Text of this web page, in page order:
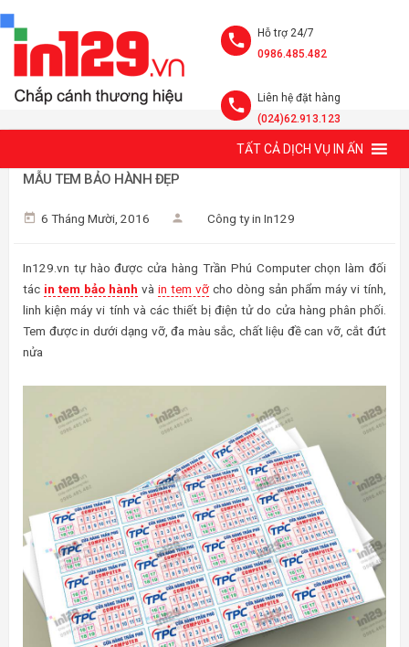
Hỗ trợ 24/7
0986.485.482
Liên hệ đặt hàng
(024)62.913.123
TẤT CẢ DỊCH VỤ IN ẤN
IN TEM BẢO HÀNH CỬA HÀNG TRẦN PHÚ COMPUTER -
MẪU TEM BẢO HÀNH ĐẸP
6 Tháng Mười, 2016 Công ty in In129
In129.vn tự hào được cửa hàng Trần Phú Computer chọn làm đối
tác in tem bảo hành và in tem vỡ cho dòng sản phẩm máy vi tính,
linh kiện máy vi tính và các thiết bị điện tử do cửa hàng phân phối.
Tem được in dưới dạng vỡ, đa màu sắc, chất liệu đề can vỡ, cắt đứt
nửa